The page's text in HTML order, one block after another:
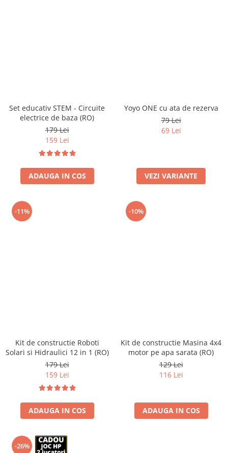
Set educativ STEM - Circuite
electrice de baza (RO)
179 Lei
159 Lei
ADAUGA IN COS
Yoyo ONE cu ata de rezerva
79 Lei
69 Lei
VEZI VARIANTE
-11%
Kit de constructie Roboti
Solari si Hidraulici 12 in 1 (RO)
179 Lei
159 Lei
ADAUGA IN COS
-10%
Kit de constructie Masina 4x4
motor pe apa sarata (RO)
129 Lei
116 Lei
ADAUGA IN COS
-26%